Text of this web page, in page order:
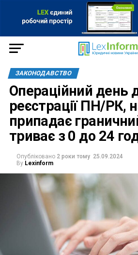
ЗАКОНОДАВСТВО
Операційний день
реєстрації ПН/РК,
припадає
триває з 0 до 24
Опубліковано 2 роки тому 25.09.2024
By Lexinform